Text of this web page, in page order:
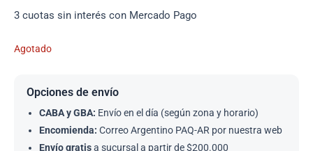
3 cuotas sin interés con Mercado Pago
Agotado
Opciones de envío
CABA y GBA: Envío en el día (según zona y horario)
Encomienda: Correo Argentino PAQ-AR por nuestra web
Envío gratisa sucursal a partir de $200.000